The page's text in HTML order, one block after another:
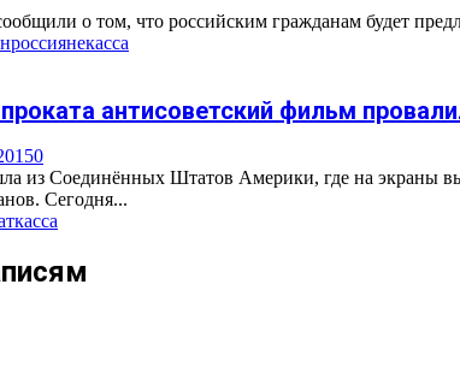
о том, что российским гражданам будет
россиянекасса
антисоветский фильм
0
из Соединённых Штатов Америки, где на экраны
Сегодня...
касса